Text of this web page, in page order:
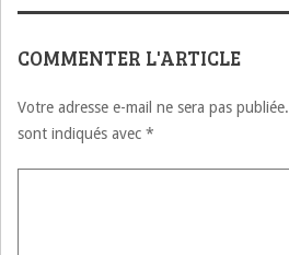
l’Atlas »
COMMENTER L'ARTICLE
Votre adresse e-mail ne sera pas publiée.
sont indiqués avec *